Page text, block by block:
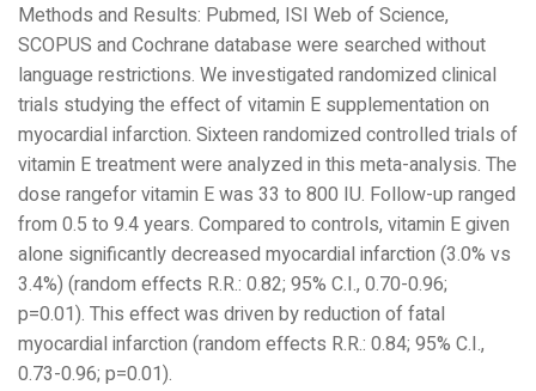
Methods and Results: Pubmed, ISI Web of Science,
SCOPUS and Cochrane database were searched without
language restrictions. We investigated randomized clinical
trials studying the effect of vitamin E supplementation on
myocardial infarction. Sixteen randomized controlled trials of
vitamin E treatment were analyzed in this meta-analysis. The
dose rangefor vitamin E was 33 to 800 IU. Follow-up ranged
from 0.5 to 9.4 years. Compared to controls, vitamin E given
alone significantly decreased myocardial infarction (3.0% vs
3.4%) (random effects R.R.: 0.82; 95% C.I., 0.70-0.96;
p=0.01). This effect was driven by reduction of fatal
myocardial infarction (random effects R.R.: 0.84; 95% C.I.,
0.73-0.96; p=0.01).